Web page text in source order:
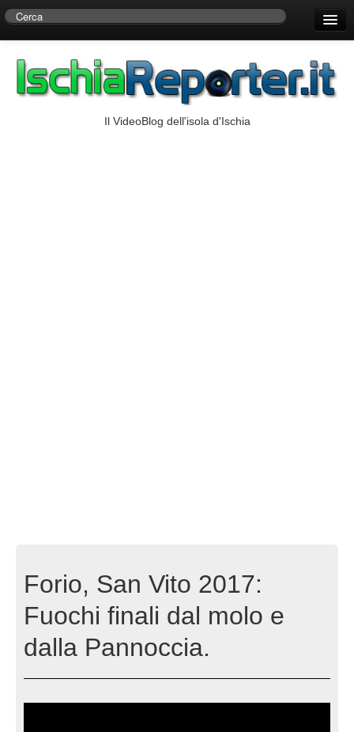
Centro di Ricerche Storiche D’Ambra
Il VideoBlog dell'isola d'Ischia
Forio, San Vito 2017:
Fuochi finali dal molo e
dalla Pannoccia.